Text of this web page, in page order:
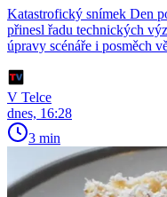
Katastrofický snímek Den
přinesl řadu technických
úpravy scénáře i posměch
V Telce
dnes, 16:28
3 min